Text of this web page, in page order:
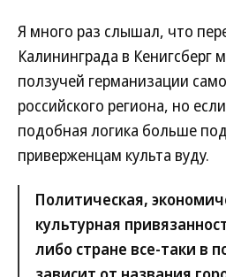
Я много раз слышал, что
Калининграда в Кенигсберг
ползучей германизации
российского региона, но
подобная логика больше
приверженцам культа вуду.
Политическая,
культурная
либо стране все-таки в